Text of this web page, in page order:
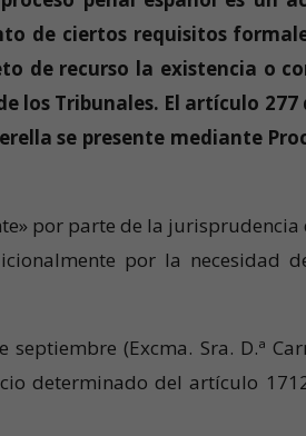
de ciertos requisitos
de recurso la existencia o
los Tribunales. El artículo 277
se presente mediante
por parte de la
por la necesidad
(Excma. Sra. D.ª
determinado del artículo